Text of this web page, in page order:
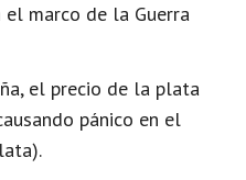
el marco de la Guerra
el precio de la plata
pánico en el